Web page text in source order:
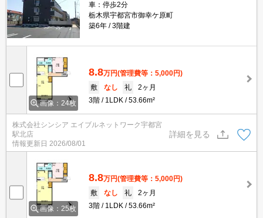
車：停歩2分
栃木県宇都宮市御幸ケ原町
築6年
3階建
画像：24枚
8.8万円(管理費等：5,000円)
敷
なし 礼
2ヶ月
3階
1LDK 53.66m²
株式会社シンシア エイブルネットワーク宇都宮
駅北店
情報更新日 2026/08/01
詳細を見る
画像：25枚
8.8万円(管理費等：5,000円)
敷
なし 礼
2ヶ月
3階
1LDK 53.66m²